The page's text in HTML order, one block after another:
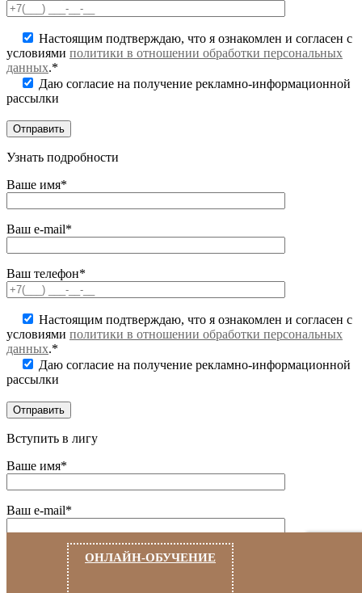
Настоящим подтверждаю, что я ознакомлен и согласен с
условиями политики в отношении обработки персональных
данных.*
Даю согласие на получение рекламно-информационной
рассылки
Узнать подробности
Ваше имя*
Ваш e-mail*
Ваш телефон*
Настоящим подтверждаю, что я ознакомлен и согласен с
условиями политики в отношении обработки персональных
данных.*
Даю согласие на получение рекламно-информационной
рассылки
Вступить в лигу
Ваше имя*
Ваш e-mail*
Ваш телефон*ОНЛАЙН-ОБУЧЕНИЕ